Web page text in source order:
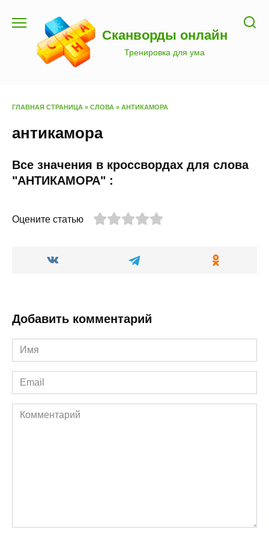
содержанию
Сканворды онлайн
Тренировка для ума
ГЛАВНАЯ СТРАНИЦА » СЛОВА » АНТИКАМОРА
антикамора
Все значения в кроссвордах для слова
"АНТИКАМОРА" :
Оцените статью
Добавить комментарий
Имя
*
Email
*
Комментарий